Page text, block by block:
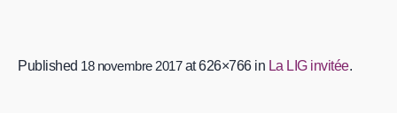
Published 18 novembre 2017at 626×766 in La LIG invitée.